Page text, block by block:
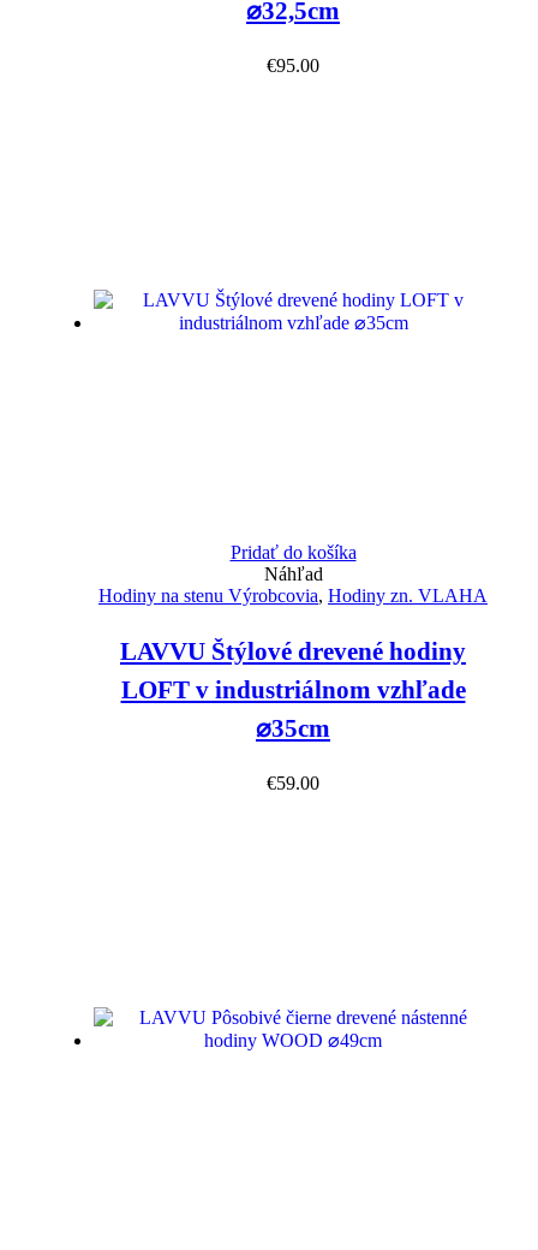
⌀32,5cm
€95.00
Pridať do košíka
Náhľad
Hodiny na stenu Výrobcovia, Hodiny zn. VLAHA
LAVVU Štýlové drevené hodiny
LOFT v industriálnom vzhľade
⌀35cm
€59.00